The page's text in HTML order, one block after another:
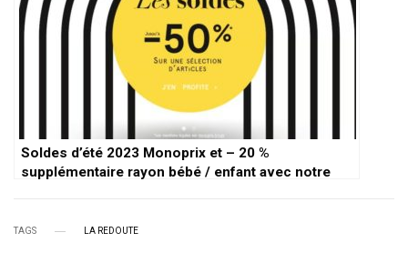
Soldes d’été 2023 Monoprix et – 20 %
supplémentaire rayon bébé / enfant avec notre
TAGS LA REDOUTE